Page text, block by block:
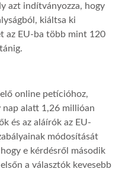
azt indítványozza, hogy
kiáltsa ki
az EU-ba több mint 120
online petícióhoz,
alatt 1,26 millióan
és az aláírók az EU-
módosítását
e kérdésről második
a választók kevesebb